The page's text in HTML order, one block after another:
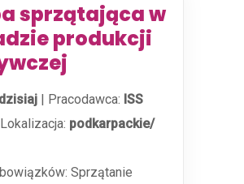
sprzątająca w
produkcji
dzisiaj | Pracodawca: ISS
Lokalizacja: podkarpackie/
Sprzątanie